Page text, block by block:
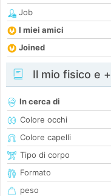
Job
I miei amici
Joined
Il mio fisico e +
In cerca di
Colore occhi
Colore capelli
Tipo di corpo
Formato
peso